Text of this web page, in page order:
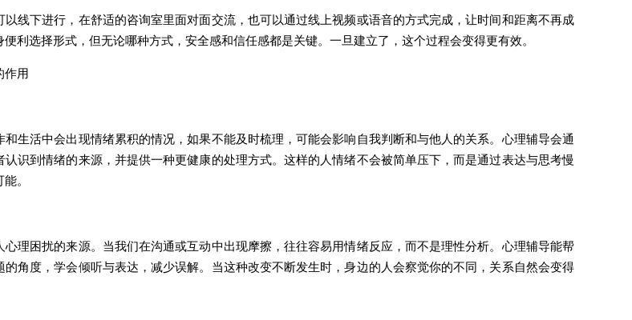
下进行，在舒适的咨询室里面对面交流，也可以通过线上视频或语音的方式完成，让时间和距离不再成
利选择形式，但无论哪种方式，安全感和信任感都是关键。一旦建立了，这个过程会变得更有效。
用
活中会出现情绪累积的情况，如果不能及时梳理，可能会影响自我判断和与他人的关系。心理辅导会通
识到情绪的来源，并提供一种更健康的处理方式。这样的人情绪不会被简单压下，而是通过表达与思考慢
。
困扰的来源。当我们在沟通或互动中出现摩擦，往往容易用情绪反应，而不是理性分析。心理辅导能帮
的角度，学会倾听与表达，减少误解。当这种改变不断发生时，身边的人会察觉你的不同，关系自然会变得